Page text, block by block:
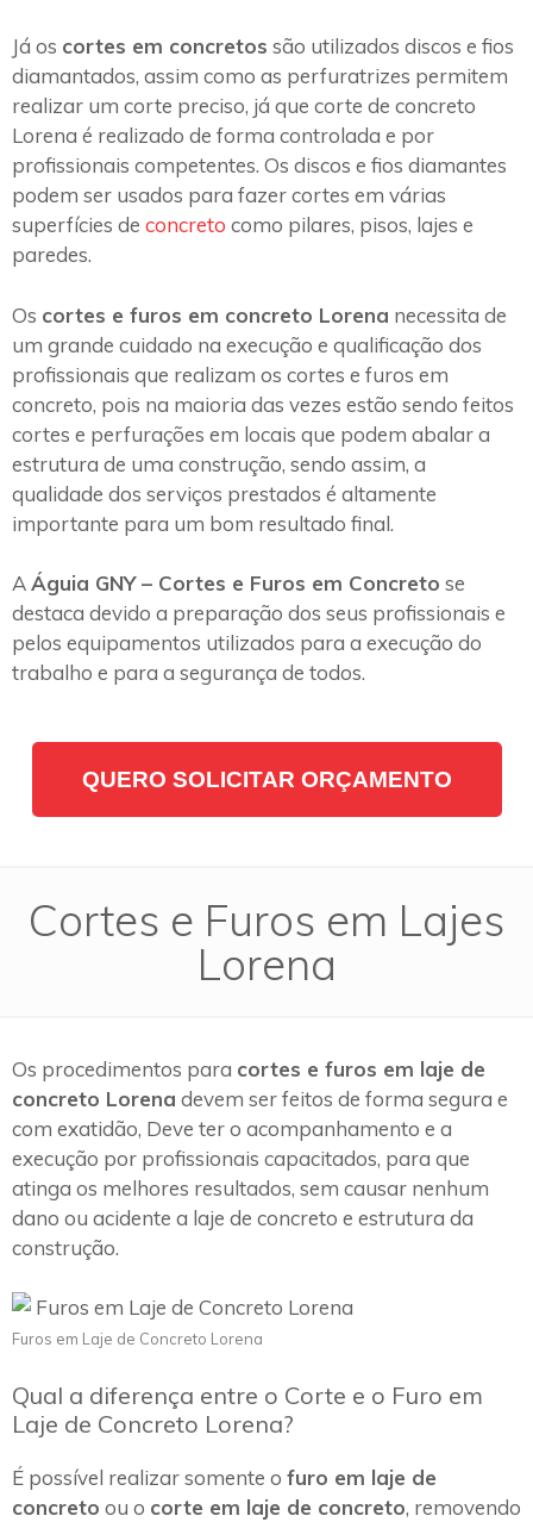
Já os cortes em concretos são utilizados discos e fios
diamantados, assim como as perfuratrizes permitem
realizar um corte preciso, já que corte de concreto
Lorena é realizado de forma controlada e por
profissionais competentes. Os discos e fios diamantes
podem ser usados para fazer cortes em várias
superfícies de concreto como pilares, pisos, lajes e
paredes.
Os cortes e furos em concreto Lorena necessita de
um grande cuidado na execução e qualificação dos
profissionais que realizam os cortes e furos em
concreto, pois na maioria das vezes estão sendo feitos
cortes e perfurações em locais que podem abalar a
estrutura de uma construção, sendo assim, a
qualidade dos serviços prestados é altamente
importante para um bom resultado final.
AÁguia GNY – Cortes e Furos em Concreto se
destaca devido a preparação dos seus profissionais e
pelos equipamentos utilizados para a execução do
trabalho e para a segurança de todos.
QUERO SOLICITAR ORÇAMENTO
Cortes e Furos em Lajes
Lorena
Os procedimentos para cortes e furos em laje de
concreto Lorena devem ser feitos de forma segura e
com exatidão, Deve ter o acompanhamento e a
execução por profissionais capacitados, para que
atinga os melhores resultados, sem causar nenhum
dano ou acidente a laje de concreto e estrutura da
construção.
Furos em Laje de Concreto Lorena
Qual a diferença entre o Corte e o Furo em
Laje de Concreto Lorena?
É possível realizar somente o furo em laje de
concreto ou o corte em laje de concreto, removendo